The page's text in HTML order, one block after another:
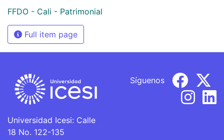
FFDO - Cali - Patrimonial
Full item page
Universidad Icesi: Calle
18 No. 122-135
Síguenos